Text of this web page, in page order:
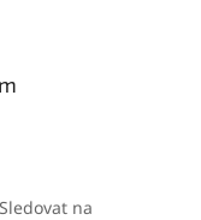
Sledovat na